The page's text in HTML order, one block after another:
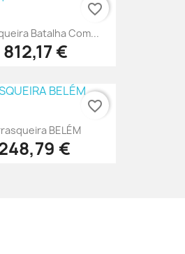
Batalha Com...
€
favorite_border
BELÉM
€
favorite_border